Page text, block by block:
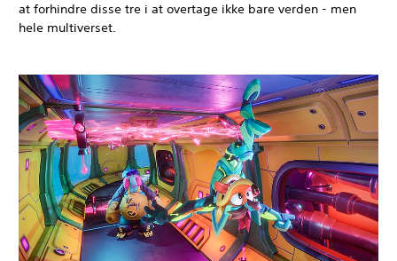
at forhindre disse tre i at overtage ikke bare verden - men
hele multiverset.